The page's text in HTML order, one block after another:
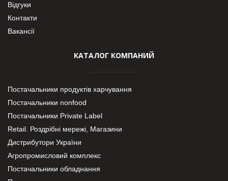
Відгуки
Контакти
Вакансії
КАТАЛОГ КОМПАНИЙ
Постачальники продуктів харчування
Постачальники nonfood
Постачальники Private Label
Retail. Роздрібні мережі, Магазини
Дистрибутори України
Агропромисловий комплекс
Постачальники обладнання